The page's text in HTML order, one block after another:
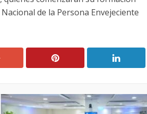
de la Persona Envejeciente